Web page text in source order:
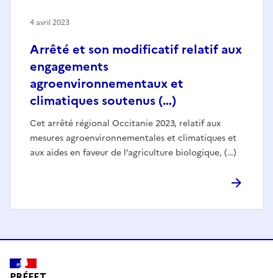
Arrêté et son modificatif relatif aux
engagements
agroenvironnementaux et
climatiques soutenus (…)
Cet arrêté régional Occitanie 2023, relatif aux
mesures agroenvironnementales et climatiques et
aux aides en faveur de l’agriculture biologique, (…)
4 avril 2023